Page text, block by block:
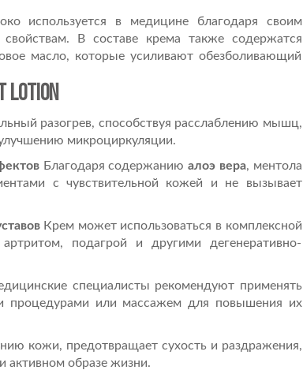
используется в медицине благодаря своим
В составе крема также содержатся
масло, которые усиливают обезболивающий
Lotion
разогрев, способствуя расслаблению мышц,
микроциркуляции.
Благодаря содержаниюалоэ вера, ментола
с чувствительной кожей и не вызывает
Крем может использоваться в комплексной
подагрой и другими дегенеративно-
специалисты рекомендуют применять
процедурами или массажем для повышения их
кожи, предотвращает сухость и раздражения,
активном образе жизни.